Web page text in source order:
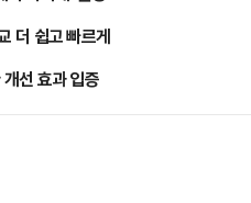
더 쉽고 빠르게
선 효과 입증